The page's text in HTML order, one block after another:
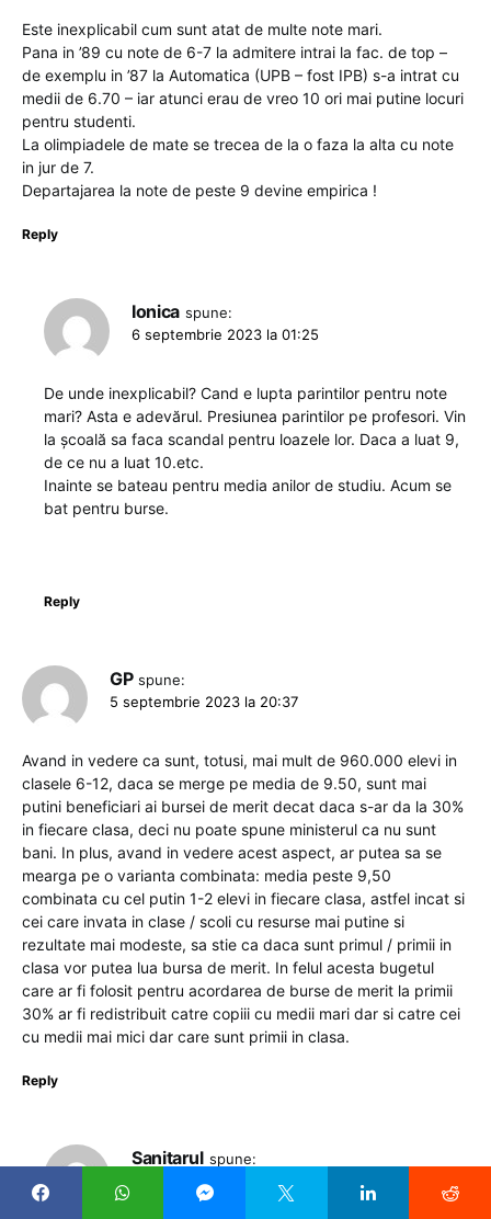
Este inexplicabil cum sunt atat de multe note mari.
Pana in ’89 cu note de 6-7 la admitere intrai la fac. de top –
de exemplu in ’87 la Automatica (UPB – fost IPB) s-a intrat cu
medii de 6.70 – iar atunci erau de vreo 10 ori mai putine locuri
pentru studenti.
La olimpiadele de mate se trecea de la o faza la alta cu note
in jur de 7.
Departajarea la note de peste 9 devine empirica !
Reply
Ionica spune:
6 septembrie 2023 la 01:25
De unde inexplicabil? Cand e lupta parintilor pentru note
mari? Asta e adevărul. Presiunea parintilor pe profesori. Vin
la școală sa faca scandal pentru loazele lor. Daca a luat 9,
de ce nu a luat 10.etc.
Inainte se bateau pentru media anilor de studiu. Acum se
bat pentru burse.
Reply
GP spune:
5 septembrie 2023 la 20:37
Avand in vedere ca sunt, totusi, mai mult de 960.000 elevi in
clasele 6-12, daca se merge pe media de 9.50, sunt mai
putini beneficiari ai bursei de merit decat daca s-ar da la 30%
in fiecare clasa, deci nu poate spune ministerul ca nu sunt
bani. In plus, avand in vedere acest aspect, ar putea sa se
mearga pe o varianta combinata: media peste 9,50
combinata cu cel putin 1-2 elevi in fiecare clasa, astfel incat si
cei care invata in clase / scoli cu resurse mai putine si
rezultate mai modeste, sa stie ca daca sunt primul / primii in
clasa vor putea lua bursa de merit. In felul acesta bugetul
care ar fi folosit pentru acordarea de burse de merit la primii
30% ar fi redistribuit catre copiii cu medii mari dar si catre cei
cu medii mai mici dar care sunt primii in clasa.
Reply
Sanitarul spune:
6 septembrie 2023 la 11:32